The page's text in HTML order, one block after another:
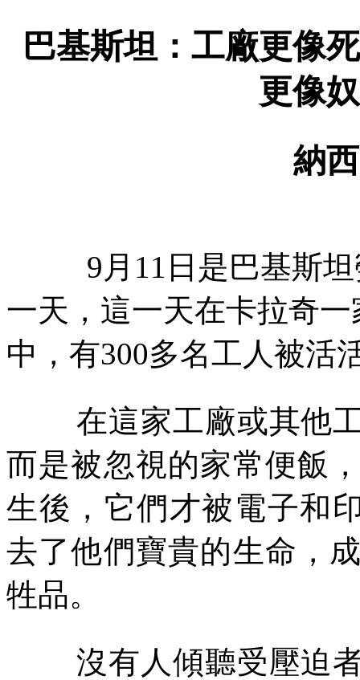
巴基斯坦：工廠更像
更像
納
9 月 11 日是巴基斯
一天，這一天在卡拉奇
中，有300多名工人被活
在這家工廠或其他
而是被忽視的家常便飯
生後，它們才被電子和
去了他們寶貴的生命，
牲品。
沒有人傾聽受壓迫